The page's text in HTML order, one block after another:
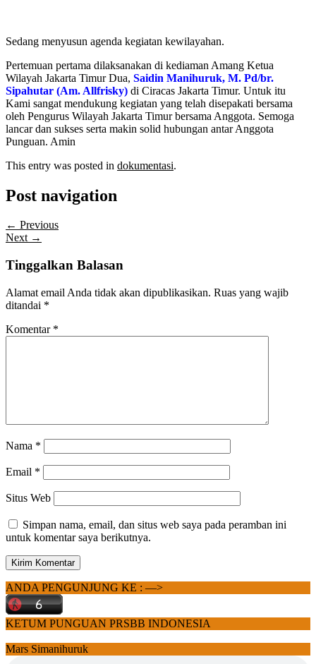
Sedang menyusun agenda kegiatan kewilayahan.
Pertemuan pertama dilaksanakan di kediaman Amang Ketua
Wilayah Jakarta Timur Dua, Saidin Manihuruk, M. Pd/br.
Sipahutar (Am. Allfrisky) di Ciracas Jakarta Timur. Untuk itu
Kami sangat mendukung kegiatan yang telah disepakati bersama
oleh Pengurus Wilayah Jakarta Timur bersama Anggota. Semoga
lancar dan sukses serta makin solid hubungan antar Anggota
Punguan. Amin
This entry was posted in dokumentasi.
Post navigation
← Previous
Next →
Tinggalkan Balasan
Alamat email Anda tidak akan dipublikasikan. Ruas yang wajib
ditandai *
Komentar *
Nama *
Email *
Situs Web
Simpan nama, email, dan situs web saya pada peramban ini
untuk komentar saya berikutnya.
ANDA PENGUNJUNG KE : —>
KETUM PUNGUAN PRSBB INDONESIA
Mars Simanihuruk